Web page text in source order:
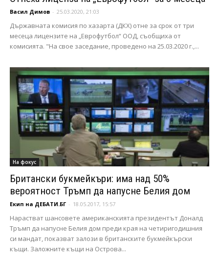
Васил Димов - 25.03.2020, 21:03
Държавната комисия по хазарта (ДКХ) отне за срок от три
месеца лицензите на „Еврофутбол“ ООД, съобщиха от
комисията. "На свое заседание, проведено на 25.03.2020 г.,...
На фокус
Британски букмейкъри: има над 50%
вероятност Тръмп да напусне Белия дом
Екип на ДЕБАТИ.БГ - 18.05.2017, 15:57
Нарастват шансовете американскията президентът Доналд
Тръмп да напусне Белия дом преди края на четиригодишния
си мандат, показват залози в британските букмейкърски
къщи. Заложните къщи на Острова...